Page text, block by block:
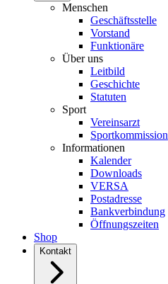
Menschen
Geschäftsstelle
Vorstand
Funktionäre
Über uns
Leitbild
Geschichte
Statuten
Sport
Vereinsarzt
Sportkommission
Informationen
Kalender
Downloads
VERSA
Postadresse
Bankverbindung
Öffnungszeiten
Shop
Kontakt